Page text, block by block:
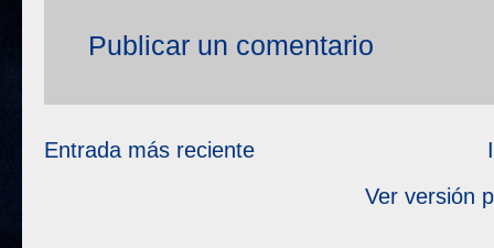
Publicar un comentario
Entrada más reciente
Ver versión